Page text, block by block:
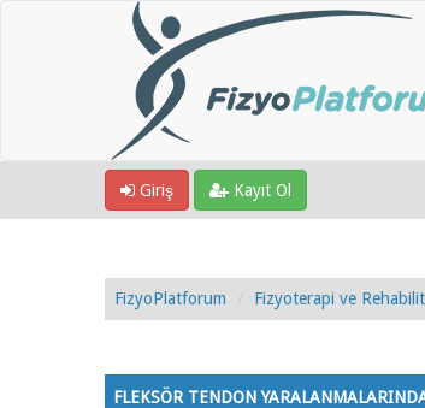
Giriş Kayıt Ol
FizyoPlatforum Fizyoterapi ve
FLEKSÖR TENDON